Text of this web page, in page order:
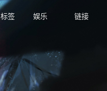
标签 娱乐 链接